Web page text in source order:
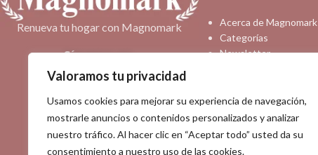
Valoramos tu privacidad
Usamos cookies para mejorar su experiencia de navegación,
mostrarle anuncios o contenidos personalizados y analizar
nuestro tráfico. Al hacer clic en “Aceptar todo” usted da su
consentimiento a nuestro uso de las cookies.
Renueva tu hogar con Magnomark
Síguenos en:
Compartir:
Acerca de Magnomark
Categorías
Newsletter